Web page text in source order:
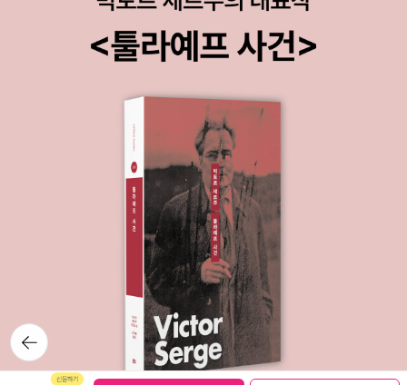
곳 하나 자유로울 수 없을 것이라고 생각한다. 그런데 전장에서
벌어진 일을 그 시기로 한정하려고 하다보니 맥락이 이어지지 않
는 것이 있었다.특히 1971년 벌어진 인도와 파키스탄 간 전쟁은
그 갈등의 기원이 1947년부터 시작되어야 한다고 생각한다. 19
47년 양국은 영국에서 분리독립되었으나 이후에도 대립 구조가
지속되었기 때문이다. 카슈미르의 영유권을 둘러싸고 1949년 둘
간에 전쟁이 벌어지면서 전선에 의해 카슈미르가 분할되었다. 그
런데 책에서는 1970년 무렵부터 설명하고 있다. 마지막으로, 사
료들이 미국 쪽에 치우쳐 있음이 아쉬웠다. 여러 아쉬움들이 있지
만 쉽지 않은 작업이었을텐데 전체적으로 정리해낸 저자의 노고
에 박수를 쳐주고 싶다. 앞으로도 이런 저작이 쉽사리 나오지 않
을 것이란 생각이 있기 때문이다.18일부터 읽기 시작해서 27일
완독하였으니 딱 열흘 걸려 읽어냈다. 최대한 꼭꼭 씹어 소화하기
위해 천천히 읽느라 시간이 더 걸렸는데 이해를 그만큼 했는지는
변화를 살펴본다. 다만 미국과 북한에 대한 자료를 검토하여 그
부분은 세밀한 반면 중국, 특히 소련에 대한 검토는 상대적으로
많이 약한데 <와다 하루키의 한국전쟁 전사>이 앞선 책을 보충
할 만한 균형 잡힌 책이다. 게다가 <와다 하루키의 한국전쟁 전
사>는 한국전쟁의 기원 뿐 아니라 전개 과정 대부분을 다루었
다. 기존에 나와 있던 박태균의 <한국전쟁>, 박명림의 <한국전
쟁의 발발과 기원 1, 2>권에 더해서 읽는다면 한국전쟁을 이해하
는 데 도움이 될 수 있을 것 같다. 베트남 전쟁과 관련하여 <베트
남 전쟁>과 <조용한 미국인>을 읽었다. <조용한 미국인>은 엄
밀히 말하면 베트남 전쟁이 아니라 그 전조를 엿보게 하는 책으로
정확히는 디엔비엔푸를 중심으로 벌어진 1차 인도차이나 전쟁이
배경이다. 파울러와 파일, 후엉이라는 중심 인물을 통해 당시 사
람들의 삶을 엿볼 수 있었던 소설이었다. <베트남 전쟁>은 한국
이 베트남 전쟁에 참전하게 된 국내외적 배경과 전개, 그 영향을
뒤로가
기